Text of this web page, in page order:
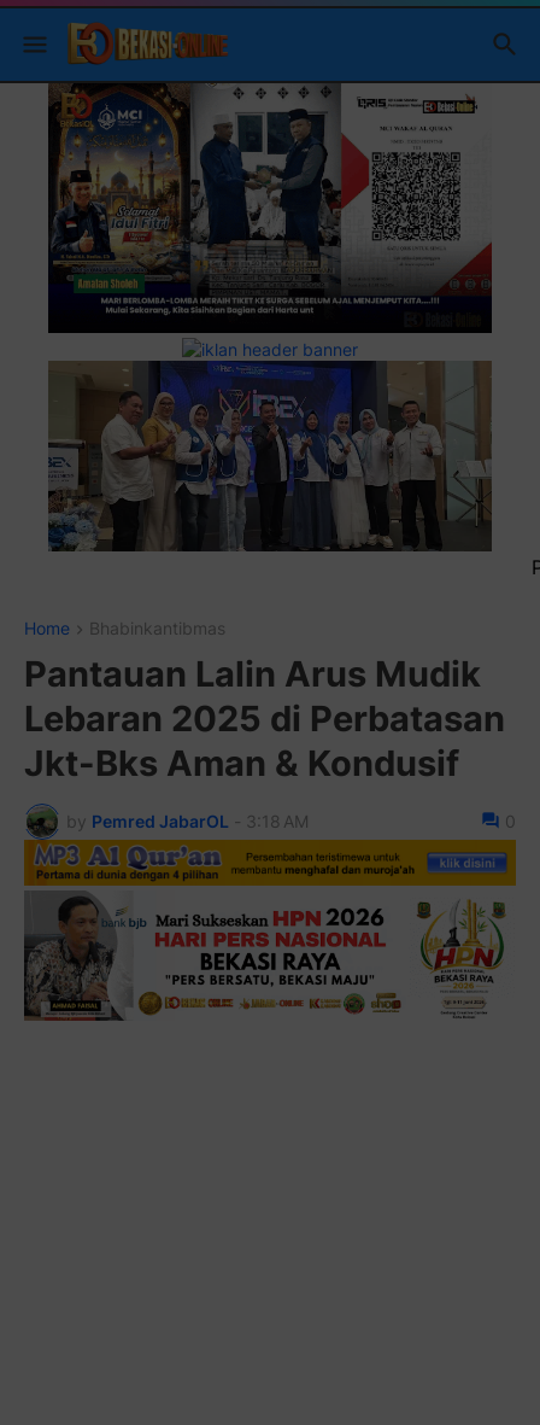
Pasang Iklan Running Text Anda
Home Bhabinkantibmas
Pantauan Lalin Arus Mudik
Lebaran 2025 di Perbatasan
Jkt-Bks Aman & Kondusif
by Pemred JabarOL - 3:18 AM 0